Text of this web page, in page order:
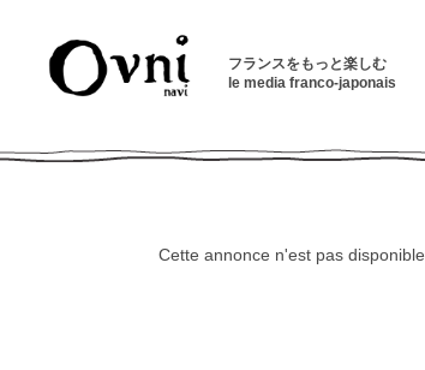
フランスをもっと楽しむ
le media franco-japonais
Cette annonce n'est pas disponible